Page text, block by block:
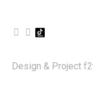
Design & Project